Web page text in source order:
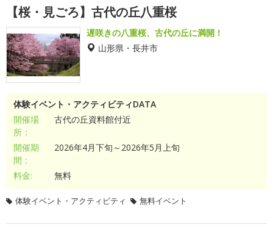
【桜・見ごろ】古代の丘八重桜
遅咲きの八重桜、古代の丘に満開！
山形県・長井市
体験イベント・アクティビティDATA
開催場
所：
古代の丘資料館付近
開催期
間：
2026年4月下旬～2026年5月上旬
料金: 無料
体験イベント・アクティビティ 無料イベント